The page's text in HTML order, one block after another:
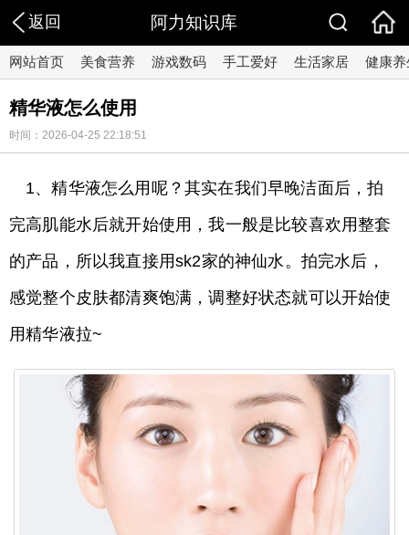
返回 阿力知识库
网站首页 美食营养 游戏数码 手工爱好 生活家居 健康养
精华液怎么使用
时间：2026-04-25 22:18:51
1、精华液怎么用呢？其实在我们早晚洁面后，拍
完高肌能水后就开始使用，我一般是比较喜欢用整套
的产品，所以我直接用sk2家的神仙水。拍完水后，
感觉整个皮肤都清爽饱满，调整好状态就可以开始使
用精华液拉~